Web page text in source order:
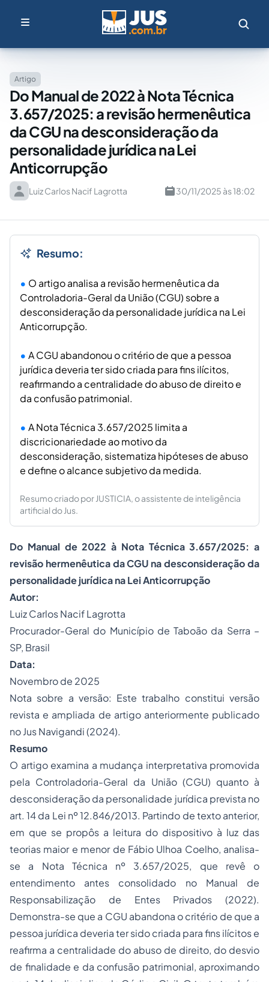
Artigo
Do Manual de 2022 à Nota Técnica
3.657/2025: a revisão hermenêutica
da CGU na desconsideração da
personalidade jurídica na Lei
Anticorrupção
Luiz Carlos Nacif Lagrotta 30/11/2025 às 18:02
Resumo:
O artigo analisa a revisão hermenêutica da
Controladoria-Geral da União (CGU) sobre a
desconsideração da personalidade jurídica na Lei
Anticorrupção.
A CGU abandonou o critério de que a pessoa
jurídica deveria ter sido criada para fins ilícitos,
reafirmando a centralidade do abuso de direito e
da confusão patrimonial.
A Nota Técnica 3.657/2025 limita a
discricionariedade ao motivo da
desconsideração, sistematiza hipóteses de abuso
e define o alcance subjetivo da medida.
Resumo criado por JUSTICIA, o assistente de inteligência
artificial do Jus.
Do Manual de 2022 à Nota Técnica 3.657/2025: a
revisão hermenêutica da CGU na desconsideração da
personalidade jurídica na Lei Anticorrupção
Autor:
Luiz Carlos Nacif Lagrotta
Procurador-Geral do Município de Taboão da Serra –
SP, Brasil
Data:
Novembro de 2025
Nota sobre a versão: Este trabalho constitui versão
revista e ampliada de artigo anteriormente publicado
no Jus Navigandi (2024).
Resumo
O artigo examina a mudança interpretativa promovida
pela Controladoria-Geral da União (CGU) quanto à
desconsideração da personalidade jurídica prevista no
art. 14 da Lei nº 12.846/2013. Partindo de texto anterior,
em que se propôs a leitura do dispositivo à luz das
teorias maior e menor de Fábio Ulhoa Coelho, analisa-
se a Nota Técnica nº 3.657/2025, que revê o
entendimento antes consolidado no Manual de
Responsabilização de Entes Privados (2022).
Demonstra-se que a CGU abandona o critério de que a
pessoa jurídica deveria ter sido criada para fins ilícitos e
reafirma a centralidade do abuso de direito, do desvio
de finalidade e da confusão patrimonial, aproximando